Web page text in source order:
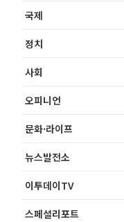
국제
정치
사회
오피니언
문화·라이프
뉴스발전소
이투데이TV
스페셜리포트